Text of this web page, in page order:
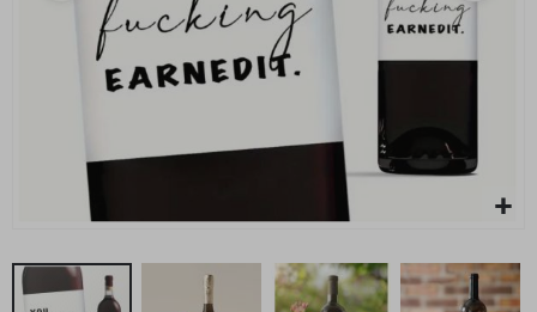
95,00 Kr